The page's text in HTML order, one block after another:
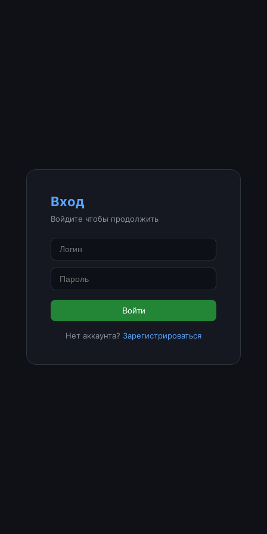
Вход
Войдите чтобы продолжить
Войти
Нет аккаунта? Зарегистрироваться